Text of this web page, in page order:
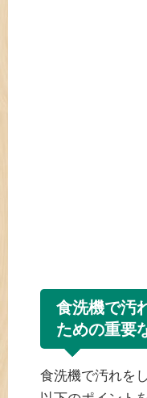
食洗機で汚
ための重要
食洗機で汚れを